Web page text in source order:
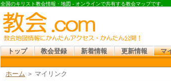
全国のキリスト教会情報・地図 - オンラインで共有する教会マップです。
トップ 教会登録 新着情報 更新情報 マ
ホーム ＞ マイリンク